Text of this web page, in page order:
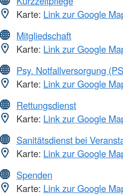
Karte: Link zur Google
Mitgliedschaft
Karte: Link zur Google
Psy. Notfallversorgung
Karte: Link zur Google
Rettungsdienst
Karte: Link zur Google
Sanitätsdienst bei
Karte: Link zur Google
Spenden
Karte: Link zur Google